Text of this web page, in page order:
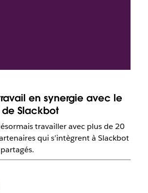
en synergie avec le
Slackbot
travailler avec plus de 20
qui s’intègrent à Slackbot